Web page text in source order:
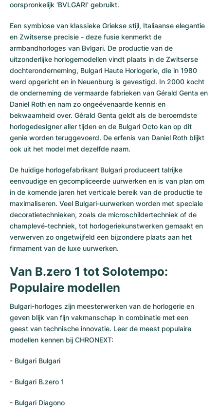
oorspronkelijk 'BVLGARI' gebruikt.
Een symbiose van klassieke Griekse stijl, Italiaanse elegantie
en Zwitserse precisie - deze fusie kenmerkt de
armbandhorloges van Bvlgari. De productie van de
uitzonderlijke horlogemodellen vindt plaats in de Zwitserse
dochteronderneming, Bulgari Haute Horlogerie, die in 1980
werd opgericht en in Neuenburg is gevestigd. In 2000 kocht
de onderneming de vermaarde fabrieken van Gérald Genta en
Daniel Roth en nam zo ongeëvenaarde kennis en
bekwaamheid over. Gérald Genta geldt als de beroemdste
horlogedesigner aller tijden en de Bulgari Octo kan op dit
genie worden teruggevoerd. De erfenis van Daniel Roth blijkt
ook uit het model met dezelfde naam.
De huidige horlogefabrikant Bulgari produceert talrijke
eenvoudige en gecompliceerde uurwerken en is van plan om
in de komende jaren het verticale bereik van de productie te
maximaliseren. Veel Bulgari-uurwerken worden met speciale
decoratietechnieken, zoals de microschildertechniek of de
champlevé-techniek, tot horlogeriekunstwerken gemaakt en
verwerven zo ongetwijfeld een bijzondere plaats aan het
firmament van de luxe uurwerken.
Van B.zero 1 tot Solotempo:
Populaire modellen
Bulgari-horloges zijn meesterwerken van de horlogerie en
geven blijk van fijn vakmanschap in combinatie met een
geest van technische innovatie. Leer de meest populaire
modellen kennen bij CHRONEXT:
- Bulgari Bulgari
- Bulgari B.zero 1
- Bulgari Diagono